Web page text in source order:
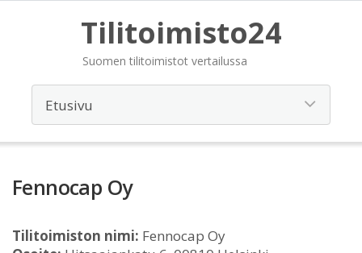
Tilitoimisto24
Suomen tilitoimistot vertailussa
Fennocap Oy
Tilitoimiston nimi: Fennocap Oy